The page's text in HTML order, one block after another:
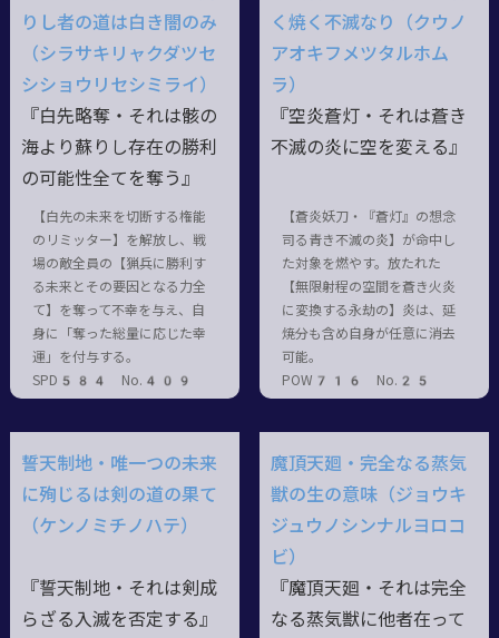
りし者の道は白き闇のみ
（シラサキリャクダツセ
シショウリセシミライ）
『白先略奪・それは骸の
海より蘇りし存在の勝利
の可能性全てを奪う』
【白先の未来を切断する権能
のリミッター】を解放し、戦
場の敵全員の【猟兵に勝利す
る未来とその要因となる力全
て】を奪って不幸を与え、自
身に「奪った総量に応じた幸
運」を付与する。
SPD584 No.409
く焼く不滅なり（クウノ
アオキフメツタルホム
ラ）
『空炎蒼灯・それは蒼き
不滅の炎に空を変える』
【蒼炎妖刀・『蒼灯』の想念
司る青き不滅の炎】が命中し
た対象を燃やす。放たれた
【無限射程の空間を蒼き火炎
に変換する永劫の】炎は、延
焼分も含め自身が任意に消去
可能。
POW716 No.25
誓天制地・唯一つの未来
に殉じるは剣の道の果て
（ケンノミチノハテ）
『誓天制地・それは剣成
らざる入滅を否定する』
魔頂天廻・完全なる蒸気
獣の生の意味（ジョウキ
ジュウノシンナルヨロコ
ビ）
『魔頂天廻・それは完全
なる蒸気獣に他者在って